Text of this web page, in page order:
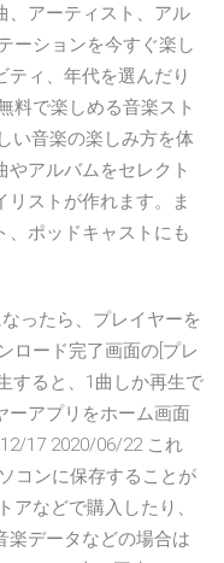
、アーティスト、アル
ーションを今すぐ楽し
ィ、年代を選んだり
料で楽しめる音楽スト
い音楽の楽しみ方を体
アルバムをセレクト
リストが作れます。ま
、ポッドキャストにも
ったら、プレイヤーを
ロード完了画面の[プレ
すると、1曲しか再生で
ーアプリをホーム画面
17 2020/06/22 これ
コンに保存することが
アなどで購入したり、
楽データなどの場合は